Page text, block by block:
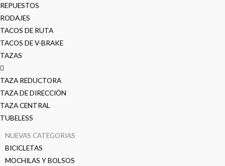
REPUESTOS
RODAJES
TACOS DE RUTA
TACOS DE V-BRAKE
TAZAS
TAZA REDUCTORA
TAZA DE DIRECCIÓN
TAZA CENTRAL
TUBELESS
NUEVAS CATEGORIAS
BICICLETAS
MOCHILAS Y BOLSOS